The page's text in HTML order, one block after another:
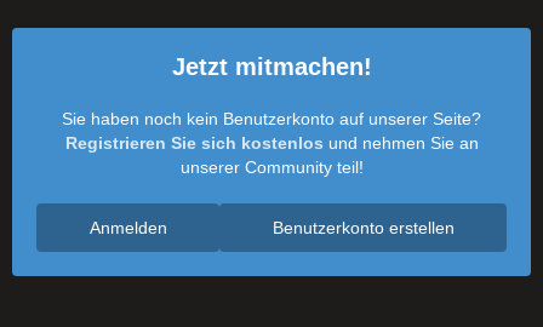
Jetzt mitmachen!
Sie haben noch kein Benutzerkonto auf unserer Seite?
Registrieren Sie sich kostenlos und nehmen Sie an
unserer Community teil!
Benutzerkonto erstellen
Anmelden